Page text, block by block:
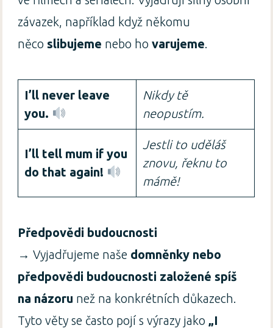
závazek, například když někomu
něco slibujeme nebo hovarujeme
I’ll never leave
you.
Nikdy tě
neopustím.
I’ll tell mum if you
do that again!
Jestli to uděláš
znovu, řeknu to
mámě!
Předpovědi budoucnosti
→ Vyjadřujeme naše domněnky nebo
předpovědi budoucnosti založené spíš
na názoru než na konkrétních důkazech.
Tyto věty se často pojí s výrazy jako „I